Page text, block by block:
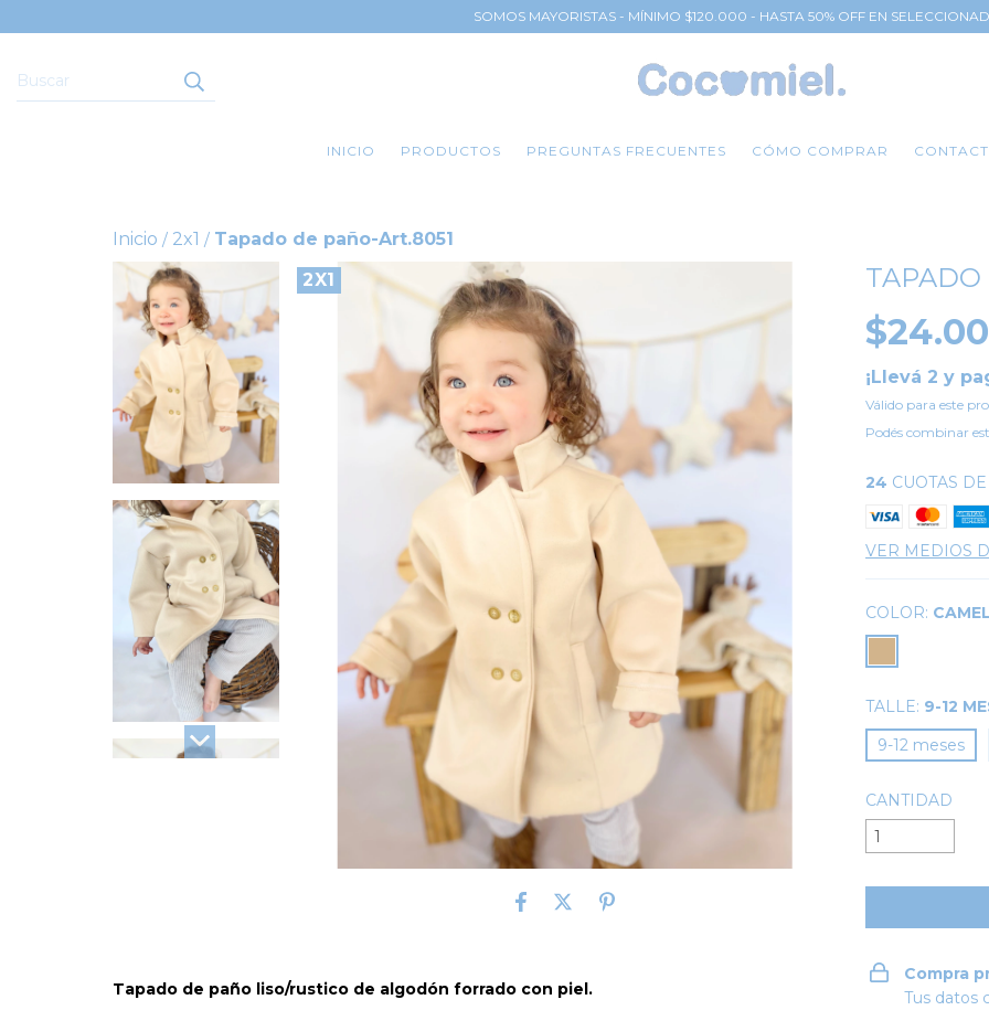
SOMOS MAYORISTAS - MÍNIMO $120.000 - HASTA 50% OFF EN
INICIO PRODUCTOS PREGUNTAS FRECUENTES CÓMO COMPRAR
Inicio / 2x1 / Tapado de paño-Art.8051
2X1
Tapado de paño liso/rustico de algodón forrado con piel.
TAPADO
¡Llevá 2 y
Válido para este
Podés combinar
24 CUOTAS DE
VER MEDIOS
COLOR: CAMEL
TALLE: 9-12
9-12 meses
CANTIDAD
Compra
Tus datos